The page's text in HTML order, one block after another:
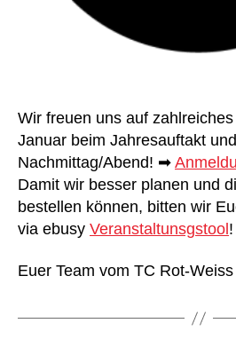
Wir freuen uns auf
Januar beim Jahresauftakt
Nachmittag/Abend! ➡
Damit wir besser planen und
bestellen können, bitten wir
via ebusy Veranstaltunsgstool!
Euer Team vom TC Rot-